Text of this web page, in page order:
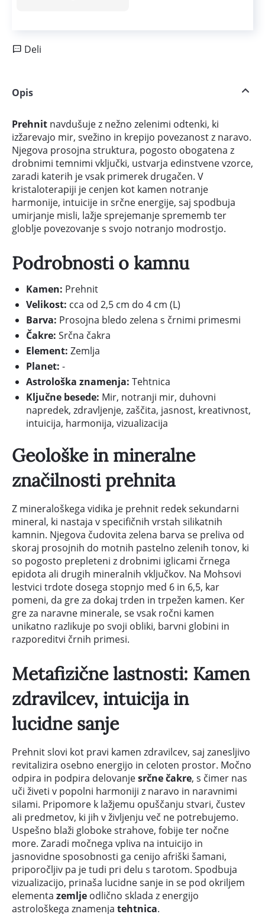
Deli
Opis
Prehnit navdušuje z nežno zelenimi odtenki, ki
izžarevajo mir, svežino in krepijo povezanost z naravo.
Njegova prosojna struktura, pogosto obogatena z
drobnimi temnimi vključki, ustvarja edinstvene vzorce,
zaradi katerih je vsak primerek drugačen. V
kristaloterapiji je cenjen kot kamen notranje
harmonije, intuicije in srčne energije, saj spodbuja
umirjanje misli, lažje sprejemanje sprememb ter
globlje povezovanje s svojo notranjo modrostjo.
Podrobnosti o kamnu
Kamen: Prehnit
Velikost: cca od 2,5 cm do 4 cm (L)
Barva: Prosojna bledo zelena s črnimi primesmi
Čakre: Srčna čakra
Element: Zemlja
Planet: -
Astrološka znamenja: Tehtnica
Ključne besede: Mir, notranji mir, duhovni
napredek, zdravljenje, zaščita, jasnost, kreativnost,
intuicija, harmonija, vizualizacija
Geološke in mineralne
značilnosti prehnita
Z mineraloškega vidika je prehnit redek sekundarni
mineral, ki nastaja v specifičnih vrstah silikatnih
kamnin. Njegova čudovita zelena barva se preliva od
skoraj prosojnih do motnih pastelno zelenih tonov, ki
so pogosto prepleteni z drobnimi iglicami črnega
epidota ali drugih mineralnih vključkov. Na Mohsovi
lestvici trdote dosega stopnjo med 6 in 6,5, kar
pomeni, da gre za dokaj trden in trpežen kamen. Ker
gre za naravne minerale, se vsak ročni kamen
unikatno razlikuje po svoji obliki, barvni globini in
razporeditvi črnih primesi.
Metafizične lastnosti: Kamen
zdravilcev, intuicija in
lucidne sanje
Prehnit slovi kot pravi kamen zdravilcev, saj zanesljivo
revitalizira osebno energijo in celoten prostor. Močno
odpira in podpira delovanjesrčne čakre, s čimer nas
uči živeti v popolni harmoniji z naravo in naravnimi
silami. Pripomore k lažjemu opuščanju stvari, čustev
ali predmetov, ki jih v življenju več ne potrebujemo.
Uspešno blaži globoke strahove, fobije ter nočne
more. Zaradi močnega vpliva na intuicijo in
jasnovidne sposobnosti ga cenijo afriški šamani,
priporočljiv pa je tudi pri delu s tarotom. Spodbuja
vizualizacijo, prinaša lucidne sanje in se pod okriljem
elementa zemlje odlično sklada z energijo
astrološkega znamenja tehtnica.